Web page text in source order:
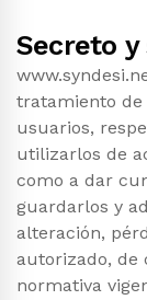
Secreto y
tratamiento de
usuarios,
utilizarlos de
como a dar
guardarlos y
alteración,
autorizado, de
normativa